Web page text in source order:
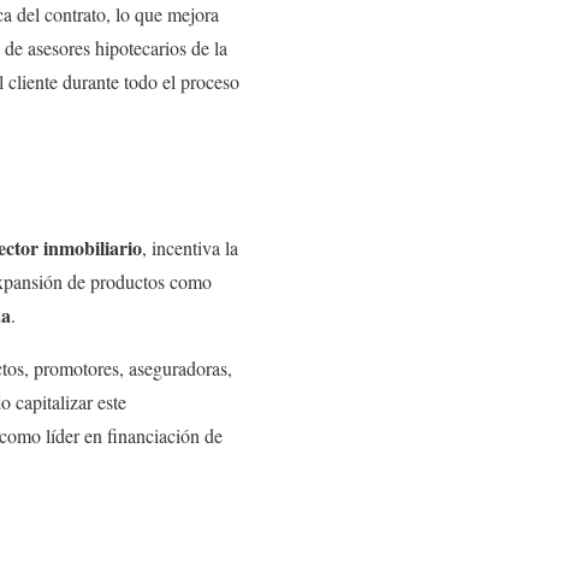
del contrato, lo que mejora
asesores hipotecarios de la
cliente durante todo el proceso
inmobiliario, incentiva la
de productos como
.
promotores, aseguradoras,
capitalizar este
líder en financiación de